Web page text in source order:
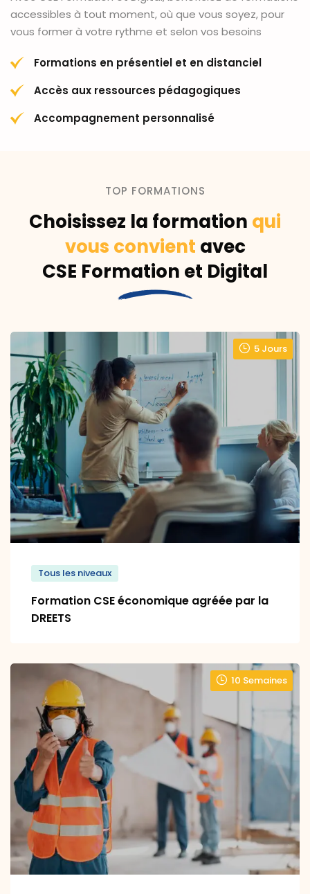
accessibles à tout moment, où que vous soyez, pour
vous former à votre rythme et selon vos besoins
Formations en présentiel et en distanciel
Accès aux ressources pédagogiques
Accompagnement personnalisé
TOP FORMATIONS
Choisissez la formation qui
vous convient avec
CSE Formation et Digital
5 Jours
Tous les niveaux
Formation CSE économique agréée par la
DREETS
10 Semaines